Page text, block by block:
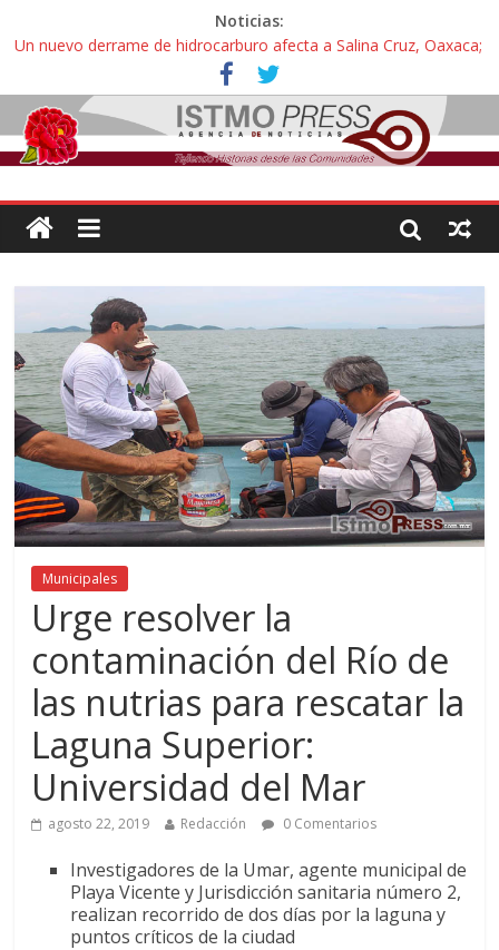
Noticias:
Un nuevo derrame de hidrocarburo afecta a Salina Cruz, Oaxaca;
ahora pescadores de Salinas del Marqués denuncian daños de
Pemex
Ángel, el joven autista expulsado por la Universidad Bienestar de
Ixtepec, Oaxaca vuelve a las aulas tras amparo
Familiares de periodista Alejandro Leyva se reúnen con titular de
intelectuales de su asesinato
Alertan pescadores de Juchitán, Oaxaca de nuevo despojo de su
Pescadores y comuneros ikoots detienen la extracción ilegal de
material pétreo de gravera Oyamel
Municipales
Urge resolver la
contaminación del Río de
las nutrias para rescatar la
Laguna Superior:
Universidad del Mar
agosto 22, 2019 Redacción 0 Comentarios
Investigadores de la Umar, agente municipal de
Playa Vicente y Jurisdicción sanitaria número 2,
realizan recorrido de dos días por la laguna y
puntos críticos de la ciudad